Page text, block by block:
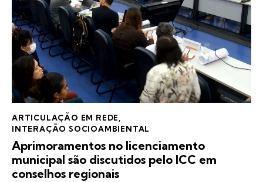
ARTICULAÇÃO EM REDE
INTERAÇÃO SOCIOAMBIENTAL
Aprimoramentos no licenciamento
municipal são discutidos pelo ICC em
conselhos regionais